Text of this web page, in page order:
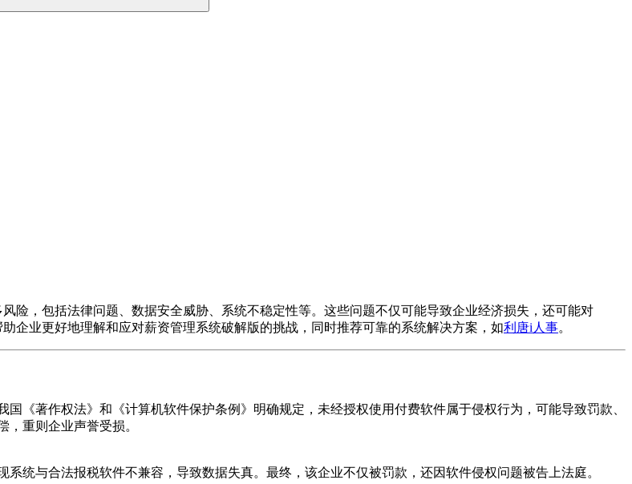
险，包括法律问题、数据安全威胁、系统不稳定性等。这些问题不仅可能导致企业经济损失，还可能对
企业更好地理解和应对薪资管理系统破解版的挑战，同时推荐可靠的系统解决方案，如利唐i人事。
《著作权法》和《计算机软件保护条例》明确规定，未经授权使用付费软件属于侵权行为，可能导致罚款、
重则企业声誉受损。
统与合法报税软件不兼容，导致数据失真。最终，该企业不仅被罚款，还因软件侵权问题被告上法庭。